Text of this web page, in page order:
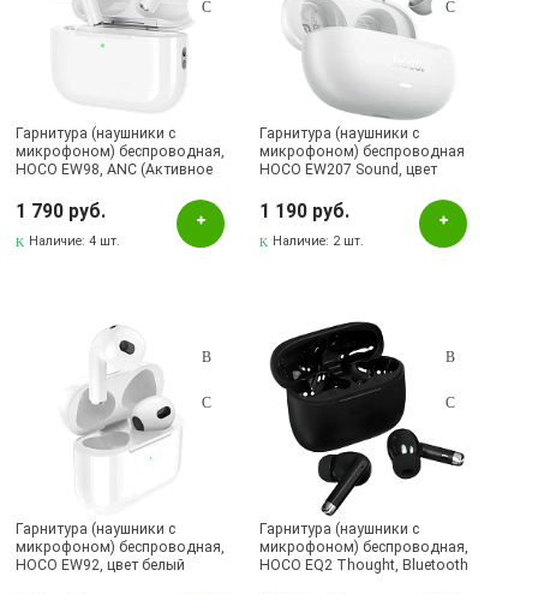
Наличие в магазинах
Альметьевск, ул.Ленина, 132, ТЦ ЛЕНТА
Бугульма, ул.Ленина, 145, ТЦ ЭССЕН
Бугульма, ул.Тукая, 70
Лениногорск, ул.Вахитова, 5, (АВТОВОКЗАЛ)
Гарнитура (наушники с
микрофоном) беспроводная,
HOCO EW98, ANC (Активное
переводчик, цвет белый
1 790 руб.
Наличие:4 шт.
Гарнитура (наушники с
микрофоном) беспроводная
HOCO EW207 Sound, цвет
1 190 руб.
Наличие: 2 шт.
Гарнитура (наушники с
микрофоном) беспроводная,
HOCO EW92, цвет белый
Гарнитура (наушники с
микрофоном) беспроводная,
HOCO EQ2 Thought, Bluetooth